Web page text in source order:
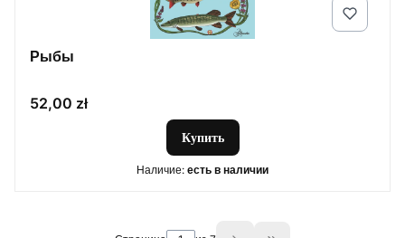
Рыбы
Цена
52,00 zł
Купить
Наличие: есть в наличии